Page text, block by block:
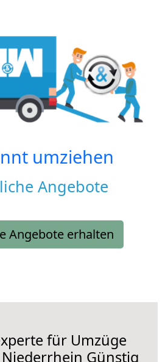
umziehen
Angebote
Angebote erhalten
für Umzüge
Günstig